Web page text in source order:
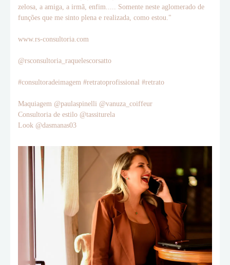
zelosa, a amiga, a irmã, enfim..... Somente neste aglomerado de
funções que me sinto plena e realizada, como estou."
www.rs-consultoria.com
@rsconsultoria_raquelescorsatto
#consultoradeimagem #retratoprofissional #retrato
Maquiagem @paulaspinelli @vanuza_coiffeur
Consultoria de estilo @tassiturela
Look @dasmanas03